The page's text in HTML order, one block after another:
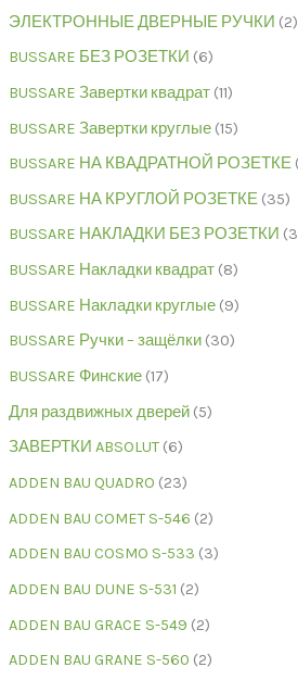
ЭЛЕКТРОННЫЕ ДВЕРНЫЕ РУЧКИ 2
BUSSARE БЕЗ РОЗЕТКИ 6
BUSSARE Завертки квадрат 11
BUSSARE Завертки круглые 15
BUSSARE НА КВАДРАТНОЙ РОЗЕТКЕ
BUSSARE НА КРУГЛОЙ РОЗЕТКЕ 35
BUSSARE НАКЛАДКИ БЕЗ РОЗЕТКИ 3
BUSSARE Накладки квадрат 8
BUSSARE Накладки круглые 9
BUSSARE Ручки – защёлки 30
BUSSARE Финские 17
Для раздвижных дверей 5
ЗАВЕРТКИ ABSOLUT 6
ADDEN BAU QUADRO 23
ADDEN BAU COMET S-546 2
ADDEN BAU COSMO S-533 3
ADDEN BAU DUNE S-531 2
ADDEN BAU GRACE S-549 2
ADDEN BAU GRANE S-560 2